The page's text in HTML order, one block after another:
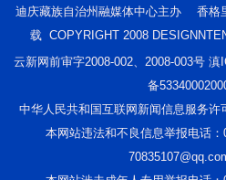
迪庆藏族自治州融媒体中心主办 香格
载 COPYRIGHT 2008
云新网前审字2008-002、2008-003号 滇
备
中华人民共和国互联网新闻信息服务许
本网站违法和不良信息举报电话